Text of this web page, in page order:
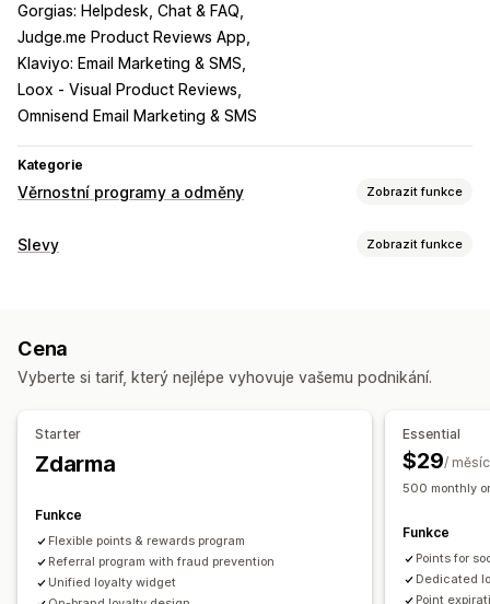
Gorgias: Helpdesk, Chat & FAQ
Judge.me Product Reviews App
Klaviyo: Email Marketing & SMS
Loox ‑ Visual Product Reviews
Omnisend Email Marketing & SMS
Kategorie
Věrnostní programy a odměny Zobrazit funkce
Typy programů
Odměny, které můžete nabízet
Kredit pro obchod
Sazby za dopravu
Doprava zdarma
Přednostní přístup
Vlastní odměny
Slevy Zobrazit funkce
Paušální slevy
Doprava zdarma Sazby za dopravu
Slevy na košík
Časově omezené nabídky
Automaticky otevíraná okna
Bannery Vlastní slevy
Správa slev
Import a export
Vlastní kód Kampaně
Spouštěče a pravidla
Sčítání slev
Segmentace Označování štítky
Vykazování
Cena
Vyberte si tarif, který nejlépe vyhovuje vašemu podnikání.
Starter
Zdarma
Funkce
Flexible points & rewards program
Referral program with fraud prevention
Unified loyalty widget
Essential
$29/ měsíc
500 monthly
Funkce
Points for
Dedicated
Point